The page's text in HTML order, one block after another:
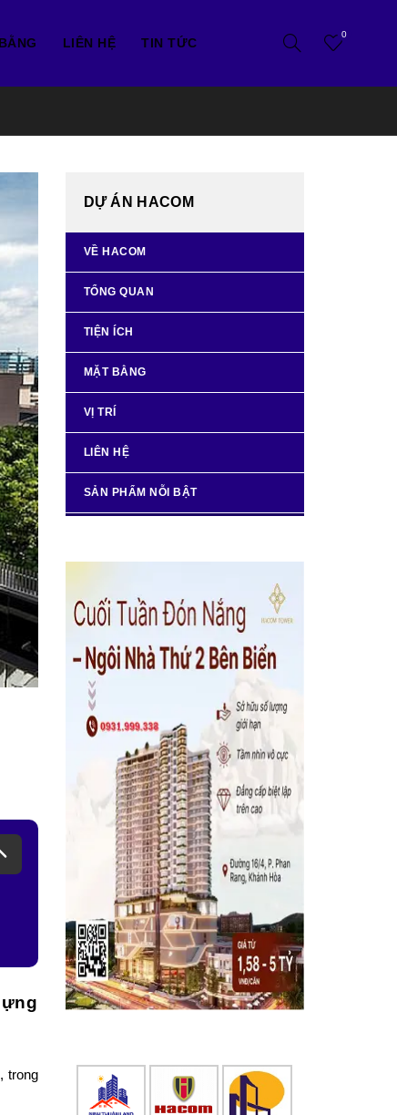
LIÊN HỆ TIN TỨC
0
, trong
DỰ ÁN HACOM
VỀ HACOM
TỔNG QUAN
TIỆN ÍCH
MẶT BẰNG
VỊ TRÍ
LIÊN HỆ
SẢN PHẨM NỖI BẬT